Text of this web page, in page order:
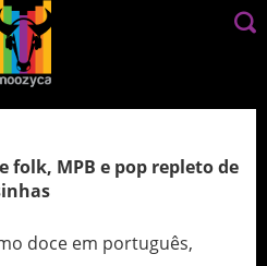
folk, MPB e pop repleto de
doce em português,